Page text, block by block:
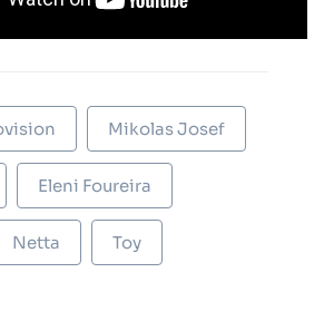
Mikolas Josef
Eleni Foureira
Netta Toy